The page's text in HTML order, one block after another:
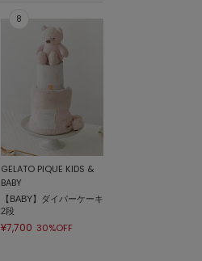
GELATO PIQUE KIDS &
BABY
【BABY】ダイパーケーキ
2段
¥7,700 30%OFF